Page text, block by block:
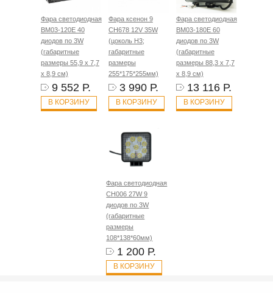
Фара светодиодная
BM03-120E 40
диодов по 3W
(габаритные
размеры 55,9 х 7,7
х 8,9 см)
9 552 Р.
В КОРЗИНУ
Фара ксенон 9
CH678 12V 35W
(цоколь H3;
габаритные
размеры
255*175*255мм)
3 990 Р.
В КОРЗИНУ
Фара светодиодная
BM03-180E 60
диодов по 3W
(габаритные
размеры 88,3 х 7,7
х 8,9 см)
13 116 Р.
В КОРЗИНУ
Фара светодиодная
CH006 27W 9
диодов по 3W
(габаритные
размеры
108*138*60мм)
1 200 Р.
В КОРЗИНУ